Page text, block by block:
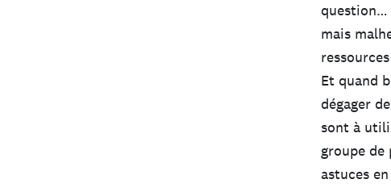
question…
mais
Et quand
dégager
sont à
groupe de
astuces